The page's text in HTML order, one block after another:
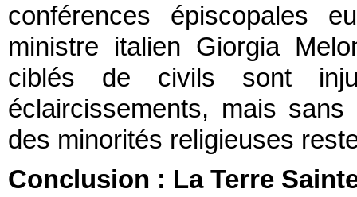
conférences épiscopales
ministre italien Giorgia
ciblés de civils sont
éclaircissements, mais
des minorités religieuses
Conclusion : La Terre